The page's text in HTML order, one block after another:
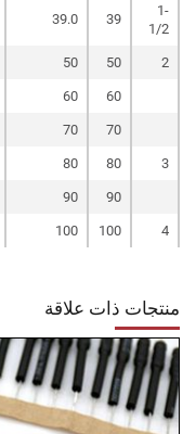
1-
1/2
39
39.0
2
50
50
60
60
70
70
3
80
80
90
90
4
100
100
منتجات ذات علاقة